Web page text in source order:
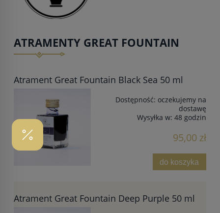
ATRAMENTY GREAT FOUNTAIN
Atrament Great Fountain Black Sea 50 ml
Dostępność: oczekujemy na
dostawę
Wysyłka w: 48 godzin
95,00 zł
do koszyka
Atrament Great Fountain Deep Purple 50 ml